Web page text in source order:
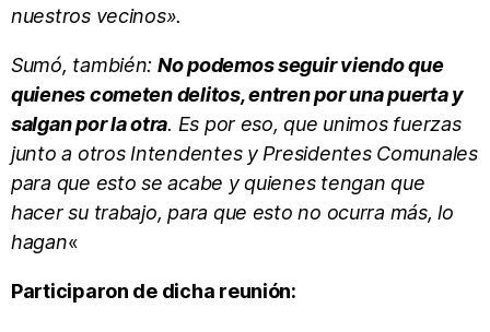
nuestros vecinos».
Sumó, también: No podemos seguir viendo que
quienes cometen delitos, entren por una puerta y
salgan por la otra. Es por eso, que unimos fuerzas
junto a otros Intendentes y Presidentes Comunales
para que esto se acabe y quienes tengan que
hacer su trabajo, para que esto no ocurra más, lo
hagan«
Participaron de dicha reunión: